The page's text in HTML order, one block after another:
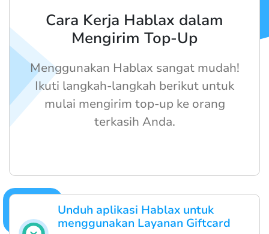
Unduh aplikasi Hablax untuk
menggunakan Layanan Giftcard
Cara Kerja Hablax dalam
Mengirim Top-Up
Menggunakan Hablax sangat mudah!
Ikuti langkah-langkah berikut untuk
mulai mengirim top-up ke orang
terkasih Anda.